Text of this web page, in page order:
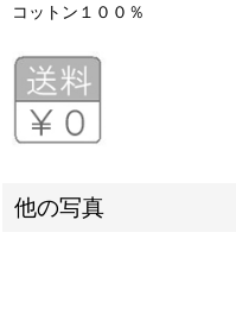
コットン１００％
他の写真